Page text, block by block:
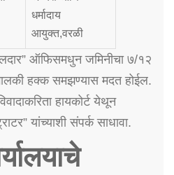
धर्मादाय
आयुक्त,वरळी
ऑफिसमधुन जमिनीचा ७/१२
हक्क समझण्यास मदत होईल.
हायकोर्ट येथून
यांच्याशी संपर्क साधावा.